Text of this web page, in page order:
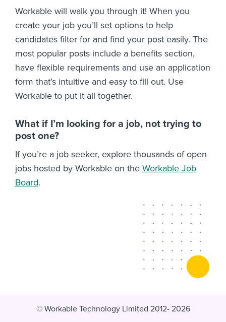
Workable will walk you through it! When you
create your job you’ll set options to help
candidates filter for and find your post easily. The
most popular posts include a benefits section,
have flexible requirements and use an application
form that’s intuitive and easy to fill out. Use
Workable to put it all together.
What if I’m looking for a job, not trying to
post one?
If you’re a job seeker, explore thousands of open
jobs hosted by Workable on the Workable Job
Board.
© Workable Technology Limited 2012- 2026